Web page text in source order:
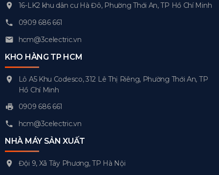
16-LK2 khu dân cư Hà Đô, Phường Thới An, TP Hồ Chí Minh
0909 686 661
hcm@3celectric.vn
KHO HÀNG TP HCM
Lô A5 Khu Codesco, 312 Lê Thị Riêng, Phường Thới An, TP
Hồ Chí Minh
0909 686 661
hcm@3celectric.vn
NHÀ MÁY SẢN XUẤT
Đội 9, Xã Tây Phương, TP Hà Nội